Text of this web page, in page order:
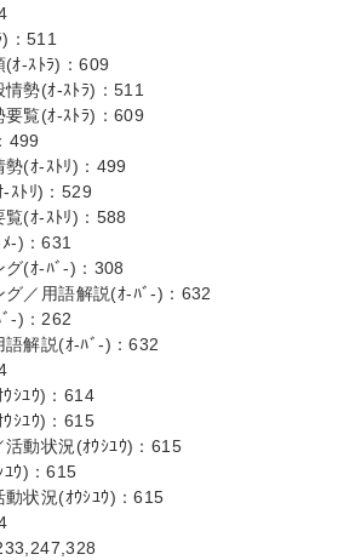
：511
(ｵ-ｽﾄﾗ)：609
情勢(ｵ-ｽﾄﾗ)：511
要覧(ｵ-ｽﾄﾗ)：609
499
勢(ｵ-ｽﾄﾘ)：499
ｽﾄﾘ)：529
覧(ｵ-ｽﾄﾘ)：588
-)：631
グ(ｵ-ﾊﾞ-)：308
／用語解説(ｵ-ﾊﾞ-)：632
-)：262
語解説(ｵ-ﾊﾞ-)：632
ｼﾕｳ)：614
ｼﾕｳ)：615
動状況(ｵｳｼﾕｳ)：615
ﾕｳ)：615
状況(ｵｳｼﾕｳ)：615